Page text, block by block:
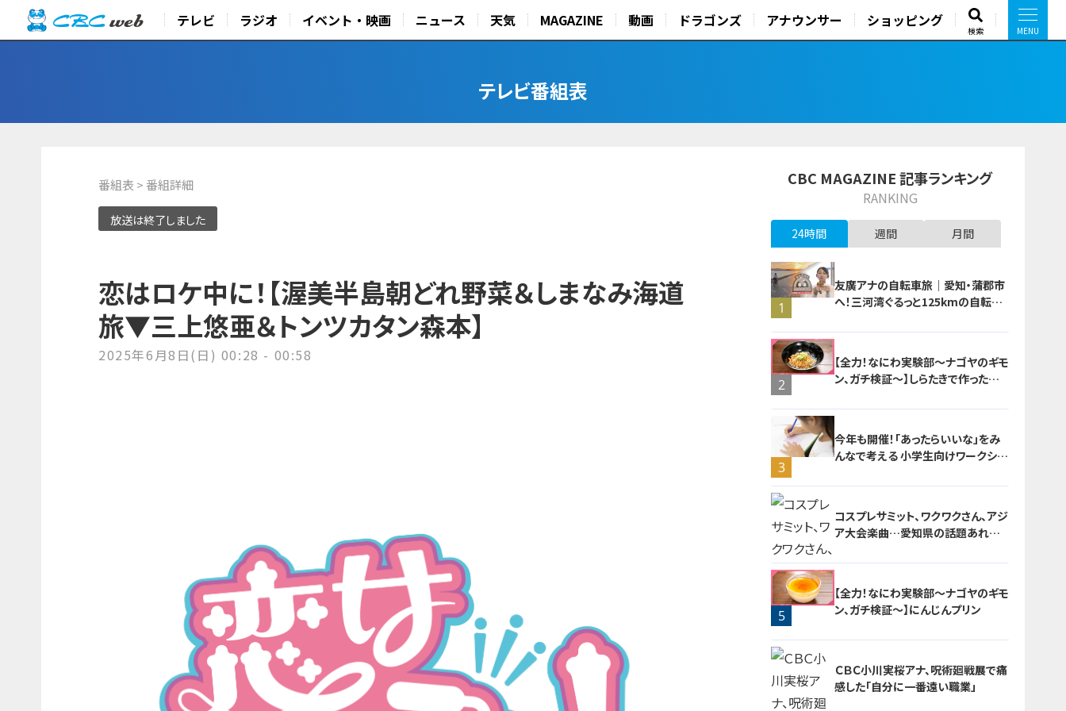
テレビ ラジオ イベント・映画 ニュース 天気 MAGAZINE 動画 ドラゴンズ アナウンサー ショッピング
検索
テレビ番組表
番組表 > 番組詳細
放送は終了しました
恋はロケ中に！【渥美半島朝どれ野菜＆しまなみ海道
旅▼三上悠亜＆トンツカタン森本】
2025年6月8日(日) 00:28 - 00:58
CBC MAGAZINE 記事ランキング
RANKING
24時間 週間 月間
1
友廣アナの自転車旅｜愛知・蒲郡市
へ！三河湾ぐるっと125kmの自転車
2
【全力！なにわ実験部～ナゴヤのギモ
ン、ガチ検証～】しらたきで作った豚
3
今年も開催！「あったらいいな」をみ
んなで考える 小学生向けワークショ
4
コスプレサミット、ワクワクさん、アジ
ア大会楽曲…愛知県の話題あれこ
5
【全力！なにわ実験部～ナゴヤのギモ
ン、ガチ検証～】にんじんプリン
ＣＢＣ小川実桜アナ、呪術廻戦展で痛
感した「自分に一番遠い職業」